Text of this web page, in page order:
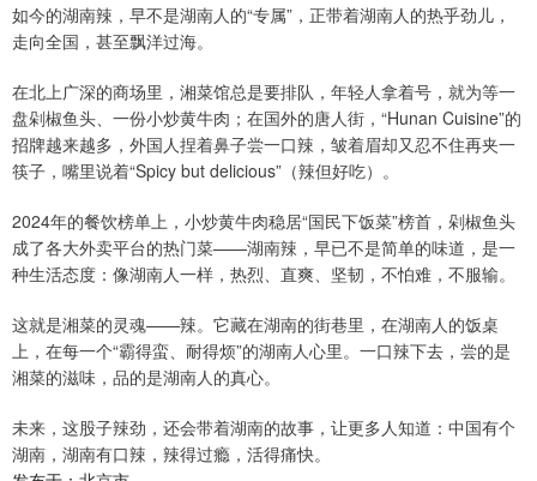
如今的湖南辣，早不是湖南人的“专属”，正带着湖南人的热乎劲儿，
走向全国，甚至飘洋过海。
在北上广深的商场里，湘菜馆总是要排队，年轻人拿着号，就为等一
盘剁椒鱼头、一份小炒黄牛肉；在国外的唐人街，“Hunan Cuisine”的
招牌越来越多，外国人捏着鼻子尝一口辣，皱着眉却又忍不住再夹一
筷子，嘴里说着“Spicy but delicious”（辣但好吃）。
2024年的餐饮榜单上，小炒黄牛肉稳居“国民下饭菜”榜首，剁椒鱼头
成了各大外卖平台的热门菜——湖南辣，早已不是简单的味道，是一
种生活态度：像湖南人一样，热烈、直爽、坚韧，不怕难，不服输。
这就是湘菜的灵魂——辣。它藏在湖南的街巷里，在湖南人的饭桌
上，在每一个“霸得蛮、耐得烦”的湖南人心里。一口辣下去，尝的是
湘菜的滋味，品的是湖南人的真心。
未来，这股子辣劲，还会带着湖南的故事，让更多人知道：中国有个
湖南，湖南有口辣，辣得过瘾，活得痛快。